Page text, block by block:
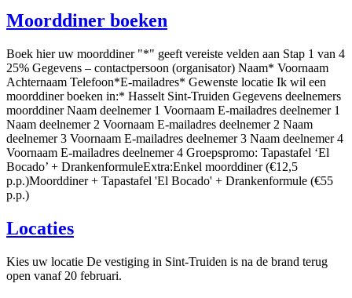
Moorddiner boeken
Boek hier uw moorddiner "*" geeft vereiste velden aan Stap 1 van 4
25% Gegevens – contactpersoon (organisator) Naam* Voornaam
Achternaam Telefoon*E-mailadres* Gewenste locatie Ik wil een
moorddiner boeken in:* Hasselt Sint-Truiden Gegevens deelnemers
moorddiner Naam deelnemer 1 Voornaam E-mailadres deelnemer 1
Naam deelnemer 2 Voornaam E-mailadres deelnemer 2 Naam
deelnemer 3 Voornaam E-mailadres deelnemer 3 Naam deelnemer 4
Voornaam E-mailadres deelnemer 4 Groepspromo: Tapastafel ‘El
Bocado’ + DrankenformuleExtra:Enkel moorddiner (€12,5
p.p.)Moorddiner + Tapastafel 'El Bocado' + Drankenformule (€55
p.p.)
Locaties
Kies uw locatie De vestiging in Sint-Truiden is na de brand terug
open vanaf 20 februari.